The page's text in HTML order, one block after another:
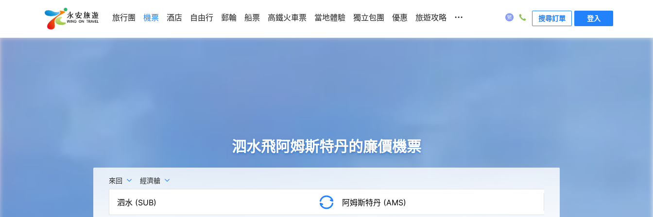
旅行團 機票 酒店 自由行 郵輪 船票 高鐵火車票 當地體驗 獨立包團 優惠 旅遊攻略 ... 搜尋訂單 登入
泗水飛阿姆斯特丹的廉價機票
來回 經濟艙